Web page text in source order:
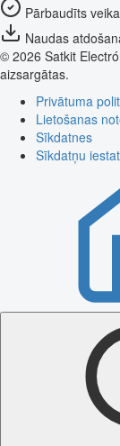
Pārbaudīts
Naudas
© 2026 Satkit
aizsargātas.
Privātuma
Lietošanas
Sīkdatnes
Sīkdatņu